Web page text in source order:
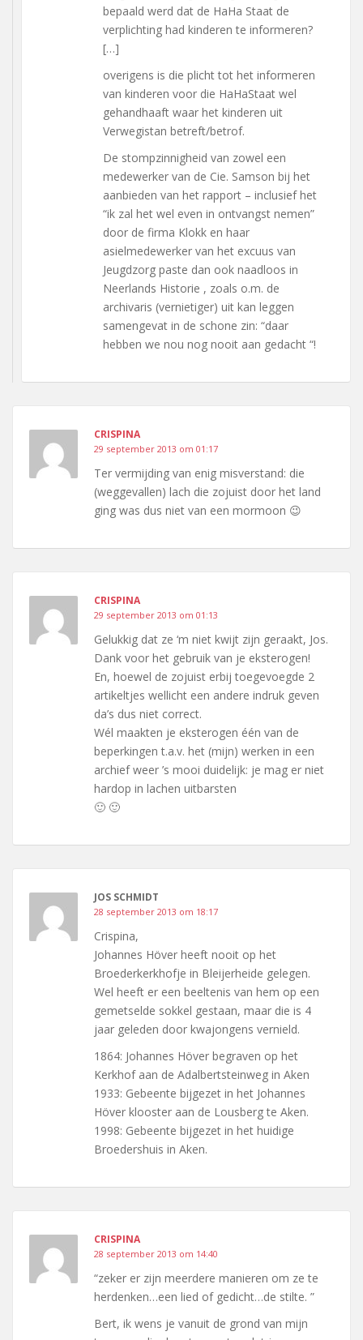
bepaald werd dat de HaHa Staat de
verplichting had kinderen te informeren?
[…]
overigens is die plicht tot het informeren
van kinderen voor die HaHaStaat wel
gehandhaaft waar het kinderen uit
Verwegistan betreft/betrof.
De stompzinnigheid van zowel een
medewerker van de Cie. Samson bij het
aanbieden van het rapport – inclusief het
“ik zal het wel even in ontvangst nemen”
door de firma Klokk en haar
asielmedewerker van het excuus van
Jeugdzorg paste dan ook naadloos in
Neerlands Historie , zoals o.m. de
archivaris (vernietiger) uit kan leggen
samengevat in de schone zin: “daar
hebben we nou nog nooit aan gedacht “!
CRISPINA
29 september 2013 om 01:17
Ter vermijding van enig misverstand: die
(weggevallen) lach die zojuist door het land
ging was dus niet van een mormoon 😉
CRISPINA
29 september 2013 om 01:13
Gelukkig dat ze ‘m niet kwijt zijn geraakt, Jos.
Dank voor het gebruik van je eksterogen!
En, hoewel de zojuist erbij toegevoegde 2
artikeltjes wellicht een andere indruk geven
da’s dus niet correct.
Wél maakten je eksterogen één van de
beperkingen t.a.v. het (mijn) werken in een
archief weer ’s mooi duidelijk: je mag er niet
hardop in lachen uitbarsten
🙂 🙂
JOS SCHMIDT
28 september 2013 om 18:17
Crispina,
Johannes Höver heeft nooit op het
Broederkerkhofje in Bleijerheide gelegen.
Wel heeft er een beeltenis van hem op een
gemetselde sokkel gestaan, maar die is 4
jaar geleden door kwajongens vernield.
1864: Johannes Höver begraven op het
Kerkhof aan de Adalbertsteinweg in Aken
1933: Gebeente bijgezet in het Johannes
Höver klooster aan de Lousberg te Aken.
1998: Gebeente bijgezet in het huidige
Broedershuis in Aken.
CRISPINA
28 september 2013 om 14:40
“zeker er zijn meerdere manieren om ze te
herdenken…een lied of gedicht…de stilte. ”
Bert, ik wens je vanuit de grond van mijn